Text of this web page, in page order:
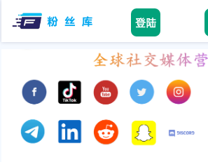
登陆
首页
tiktok